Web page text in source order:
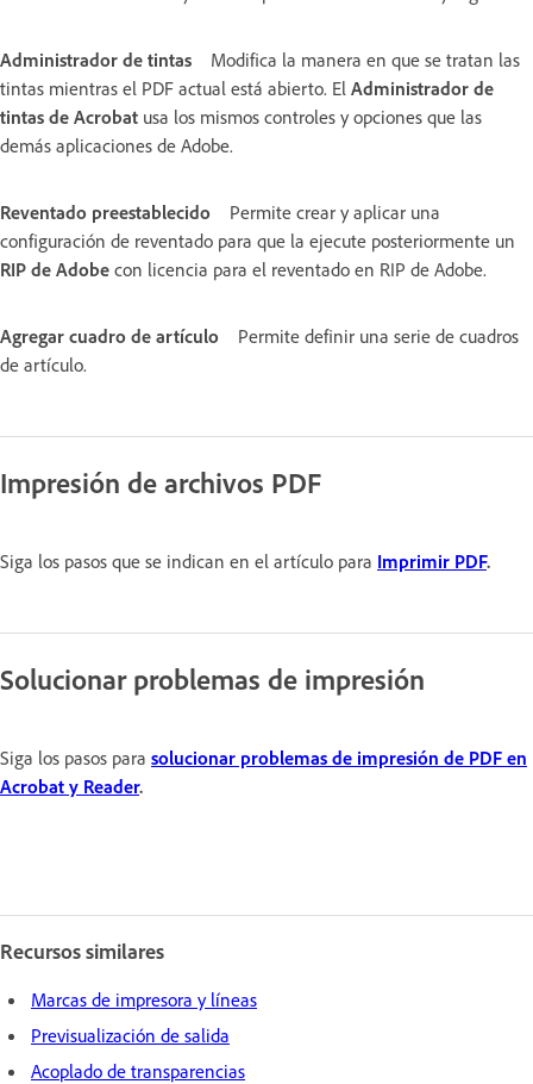
Administrador de tintas
Modifica la manera en que se tratan las
tintas mientras el PDF actual está abierto. El Administrador de
tintas de Acrobat usa los mismos controles y opciones que las
demás aplicaciones de Adobe.
Reventado preestablecido
Permite crear y aplicar una
configuración de reventado para que la ejecute posteriormente un
RIP de Adobe con licencia para el reventado en RIP de Adobe.
Agregar cuadro de artículo
Permite definir una serie de cuadros
de artículo.
Impresión de archivos PDF
Siga los pasos que se indican en el artículo para Imprimir PDF.
Solucionar problemas de impresión
Siga los pasos para solucionar problemas de impresión de PDF en
Acrobat y Reader.
Recursos similares
Marcas de impresora y líneas
Previsualización de salida
Acoplado de transparencias